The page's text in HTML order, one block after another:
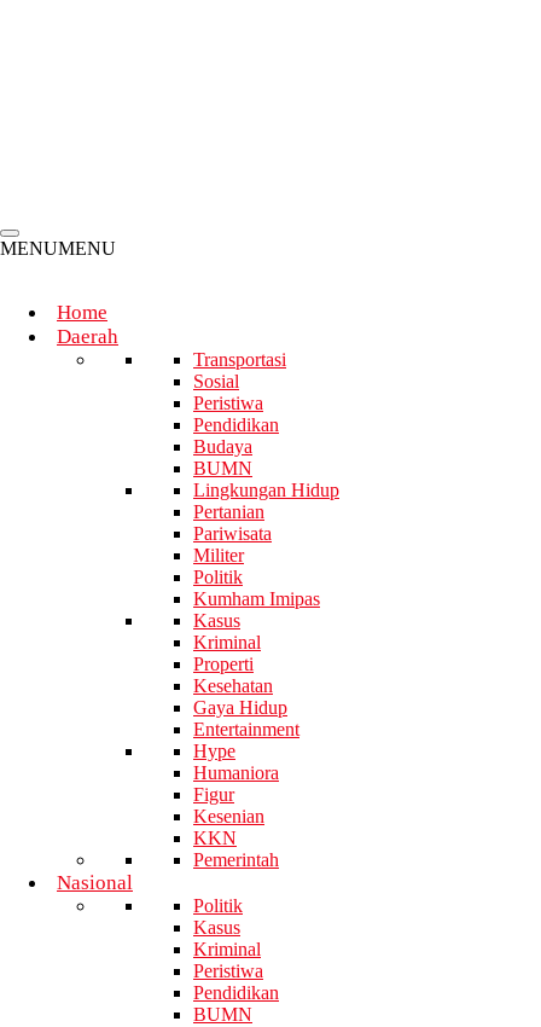
MENUMENU
Home
Daerah
Transportasi
Sosial
Peristiwa
Pendidikan
Budaya
BUMN
Lingkungan Hidup
Pertanian
Pariwisata
Militer
Politik
Kumham Imipas
Kasus
Kriminal
Properti
Kesehatan
Gaya Hidup
Entertainment
Hype
Humaniora
Figur
Kesenian
KKN
Pemerintah
Nasional
Politik
Kasus
Kriminal
Peristiwa
Pendidikan
BUMN